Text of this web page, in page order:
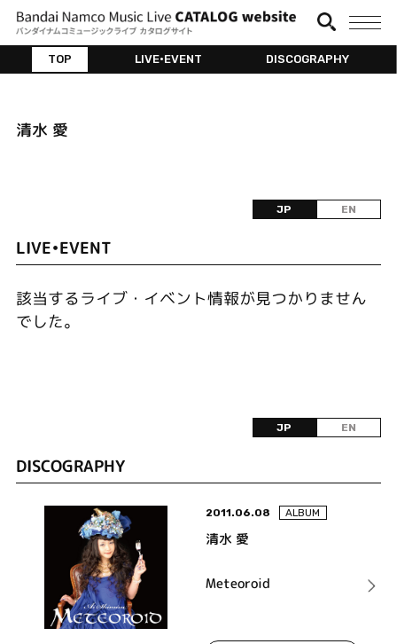
TOP LIVE•EVENT DISCOGRAPHY
清水 愛
JP EN
LIVE•EVENT
該当するライブ・イベント情報が見つかりません
でした。
JP EN
DISCOGRAPHY
2011.06.08 ALBUM
清水 愛
Meteoroid